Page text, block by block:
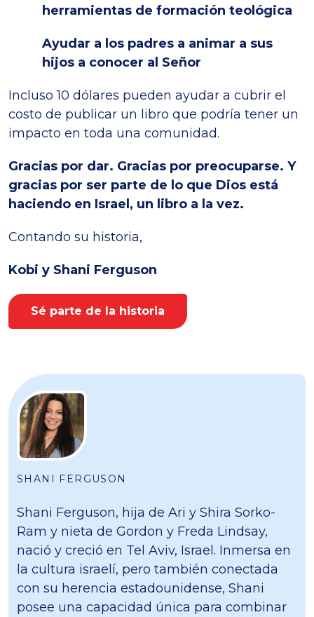
herramientas de formación teológica
Ayudar a los padres a animar a sus
hijos a conocer al Señor
Incluso 10 dólares pueden ayudar a cubrir el
costo de publicar un libro que podría tener un
impacto en toda una comunidad.
Gracias por dar. Gracias por preocuparse. Y
gracias por ser parte de lo que Dios está
haciendo en Israel, un libro a la vez.
Contando su historia,
Kobi y Shani Ferguson
Sé parte de la historia
SHANI FERGUSON
Shani Ferguson, hija de Ari y Shira Sorko-
Ram y nieta de Gordon y Freda Lindsay,
nació y creció en Tel Aviv, Israel. Inmersa en
la cultura israelí, pero también conectada
con su herencia estadounidense, Shani
posee una capacidad única para combinar